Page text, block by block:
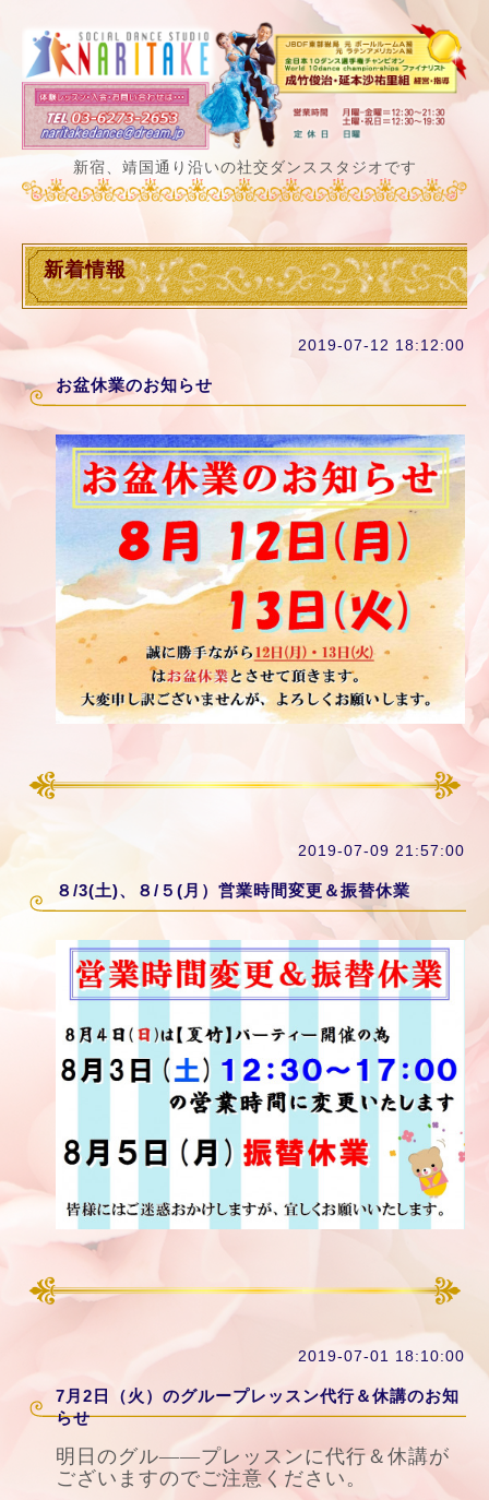
新宿、靖国通り沿いの社交ダンススタジオです
新着情報
2019-07-12 18:12:00
お盆休業のお知らせ
2019-07-09 21:57:00
８/3(土)、８/５(月）営業時間変更＆振替休業
2019-07-01 18:10:00
7月2日（火）のグループレッスン代行＆休講のお知
らせ
明日のグル――プレッスンに代行＆休講が
ございますのでご注意ください。